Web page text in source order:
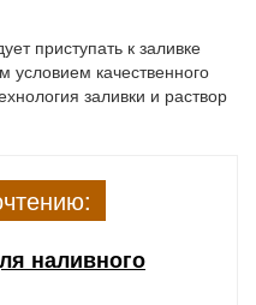
приступать к заливке
условием качественного
заливки и раствор
наливного